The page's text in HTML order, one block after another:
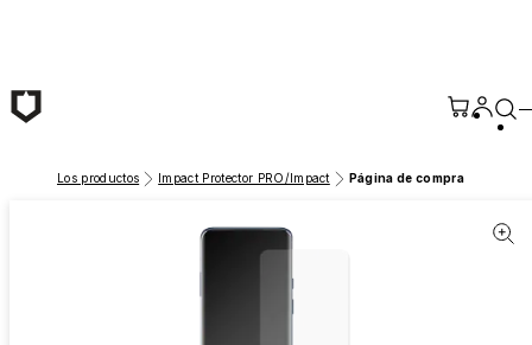
Los productos Impact Protector PRO/Impact Página de compra